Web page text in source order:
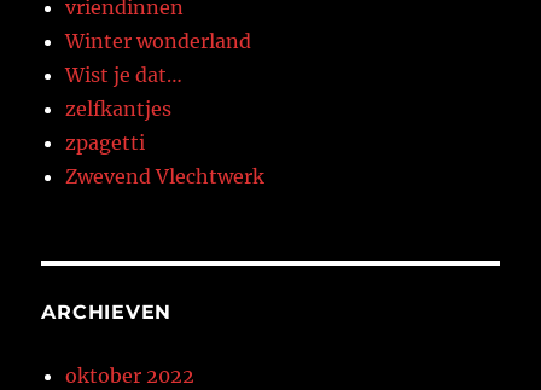
vriendinnen
Winter wonderland
Wist je dat…
zelfkantjes
zpagetti
Zwevend Vlechtwerk
ARCHIEVEN
oktober 2022